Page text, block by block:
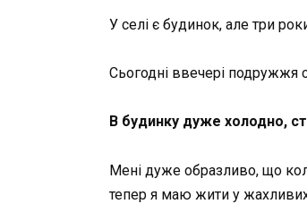
У селі є будинок, але три
Сьогодні ввечері подружжя
В будинку дуже холодно,
Мені дуже образливо, що
тепер я маю жити у